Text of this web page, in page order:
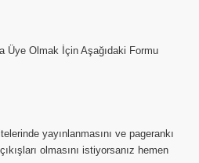
Üye Olmak İçin Aşağıdaki Formu
yayınlanmasını ve pagerankı
olmasını istiyorsanız hemen